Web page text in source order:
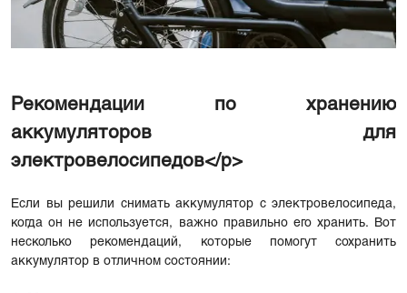
Рекомендации по хранению
аккумуляторов для
электровелосипедов</p>
Если вы решили снимать аккумулятор с электровелосипеда,
когда он не используется, важно правильно его хранить. Вот
несколько рекомендаций, которые помогут сохранить
аккумулятор в отличном состоянии: